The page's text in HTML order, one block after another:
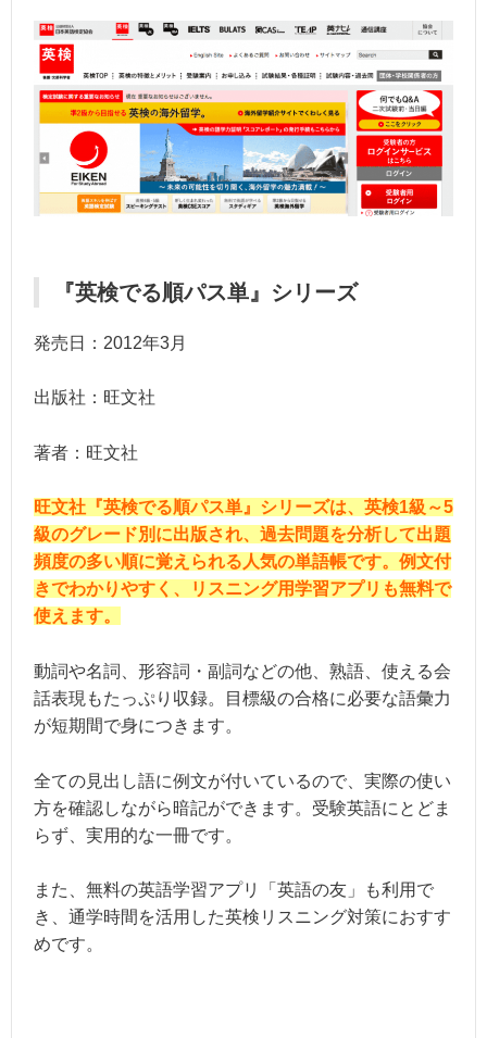
『英検でる順パス単』シリーズ
発売日：2012年3月
出版社：旺文社
著者：旺文社
旺文社『英検でる順パス単』シリーズは、英検1級～5
級のグレード別に出版され、過去問題を分析して出題
頻度の多い順に覚えられる人気の単語帳です。例文付
きでわかりやすく、リスニング用学習アプリも無料で
使えます。
動詞や名詞、形容詞・副詞などの他、熟語、使える会
話表現もたっぷり収録。目標級の合格に必要な語彙力
が短期間で身につきます。
全ての見出し語に例文が付いているので、実際の使い
方を確認しながら暗記ができます。受験英語にとどま
らず、実用的な一冊です。
また、無料の英語学習アプリ「英語の友」も利用で
き、通学時間を活用した英検リスニング対策におすす
めです。